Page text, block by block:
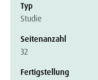
Typ
Studie
Seitenanzahl
32
Fertigstellung